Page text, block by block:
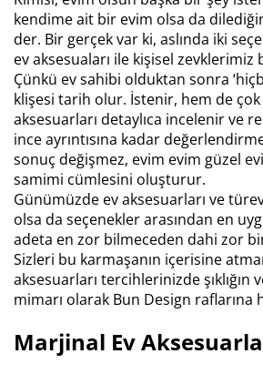
kendime ait bir evim olsa da
der. Bir gerçek var ki, aslında iki
ev aksesuaları ile kişisel zevklerimiz
Çünkü ev sahibi olduktan sonra
klişesi tarih olur. İstenir, hem de çok
aksesuarları detaylıca incelenir ve
ince ayrıntısına kadar
sonuç değişmez, evim evim güzel
samimi cümlesini oluşturur.
Günümüzde ev aksesuarları ve
olsa da seçenekler arasından en
adeta en zor bilmeceden dahi zor
Sizleri bu karmaşanın içerisine
aksesuarları tercihlerinizde şıklığın
mimarı olarak Bun Design raflarına
Marjinal Ev